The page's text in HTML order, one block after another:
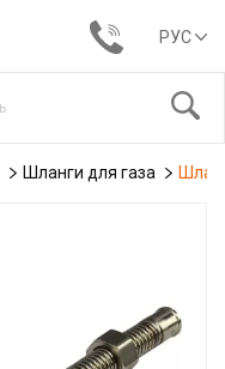
РУС
Шланги для газа